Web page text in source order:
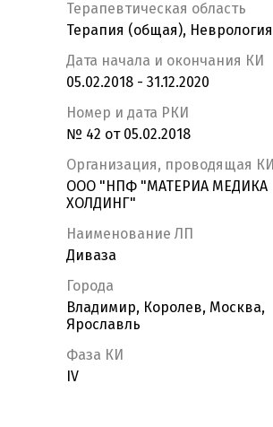
Терапевтическая область
Терапия (общая), Неврология
Дата начала и окончания КИ
05.02.2018 - 31.12.2020
Номер и дата РКИ
№ 42 от 05.02.2018
Организация, проводящая КИ
ООО "НПФ "МАТЕРИА МЕДИКА
ХОЛДИНГ"
Наименование ЛП
Диваза
Города
Владимир, Королев, Москва,
Ярославль
Фаза КИ
IV